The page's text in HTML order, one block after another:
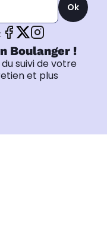
Ok
Boulanger !
suivi de votre
et plus